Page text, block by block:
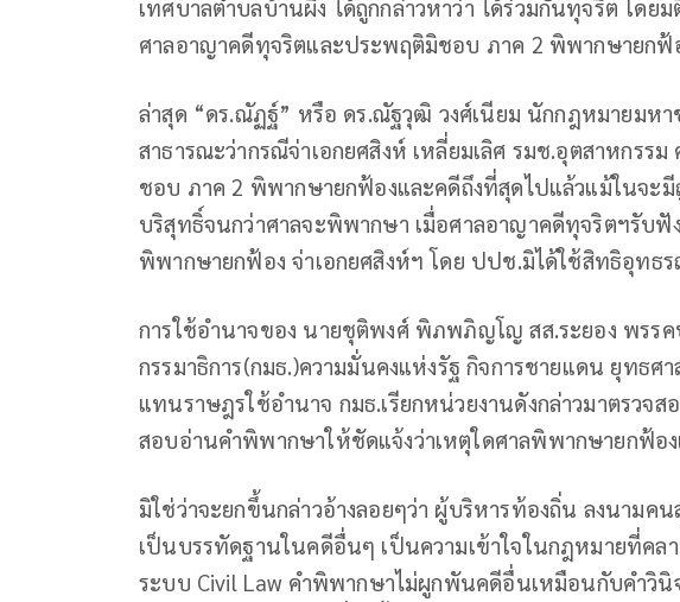
เทศบาลตำบลบ้านผึ้ง ได้ถูกกล่าวหาว่า ได้ร่วมกันทุจริต โด
ศาลอาญาคดีทุจริตและประพฤติมิชอบ ภาค 2 พิพากษายกฟ้
ล่าสุด “ดร.ณัฏฐ์” หรือ ดร.ณัฐวุฒิ วงศ์เนียม นักกฎหมายมห
สาธารณะว่ากรณีจ่าเอกยศสิงห์ เหลี่ยมเลิศ รมช.อุตสาหกรร
ชอบ ภาค 2 พิพากษายกฟ้องและคดีถึงที่สุดไปแล้วแม้ในจะ
บริสุทธิ์จนกว่าศาลจะพิพากษา เมื่อศาลอาญาคดีทุจริตฯรับ
พิพากษายกฟ้อง จ่าเอกยศสิงห์ฯ โดย ปปช.มิได้ใช้สิทธิอุทธ
การใช้อำนาจของ นายชุติพงศ์ พิภพภิญโญ สส.ระยอง พรร
กรรมาธิการ(กมธ.)ความมั่นคงแห่งรัฐ กิจการชายแดน ยุทธ
แทนราษฎรใช้อำนาจ กมธ.เรียกหน่วยงานดังกล่าวมาตรวจ
สอบอ่านคำพิพากษาให้ชัดแจ้งว่าเหตุใดศาลพิพากษายกฟ้อ
มิใช่ว่าจะยกขึ้นกล่าวอ้างลอยๆว่า ผู้บริหารท้องถิ่น ลงนามค
เป็นบรรทัดฐานในคดีอื่นๆ เป็นความเข้าใจในกฎหมายที่คล
ระบบ Civil Law คำพิพากษาไม่ผูกพันคดีอื่นเหมือนกับคำวินิ